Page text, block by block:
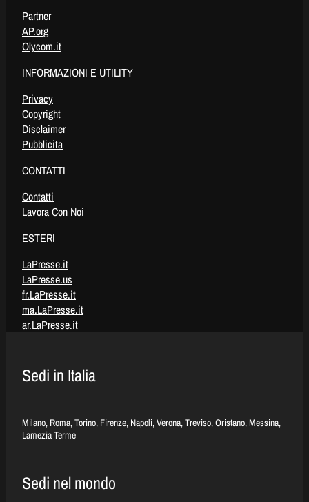
Partner
AP.org
Olycom.it
INFORMAZIONI E UTILITY
Privacy
Copyright
Disclaimer
Pubblicita
CONTATTI
Contatti
Lavora Con Noi
ESTERI
LaPresse.it
LaPresse.us
fr.LaPresse.it
ma.LaPresse.it
ar.LaPresse.it
Sedi in Italia
Milano, Roma, Torino, Firenze, Napoli, Verona, Treviso, Oristano, Messina,
Lamezia Terme
Sedi nel mondo